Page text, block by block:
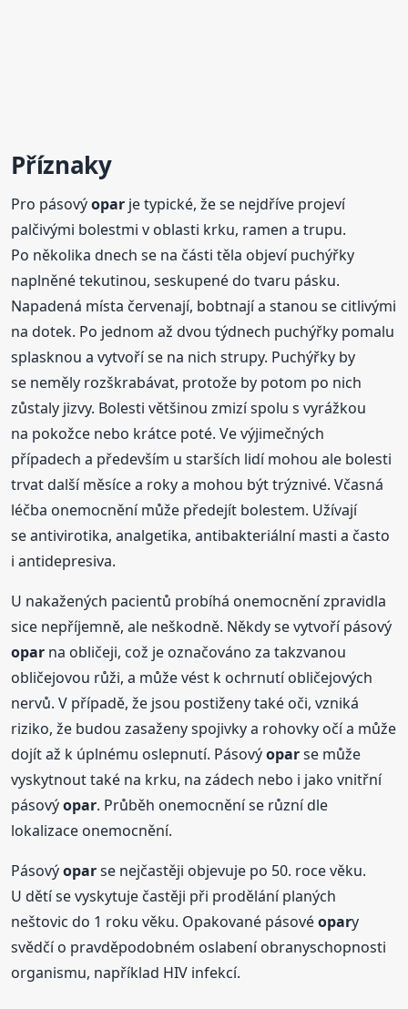
Příznaky
Pro pásovýopar je typické, že se nejdříve projeví
palčivými bolestmi v oblasti krku, ramen a trupu.
Po několika dnech se na části těla objeví puchýřky
naplněné tekutinou, seskupené do tvaru pásku.
Napadená místa červenají, bobtnají a stanou se citlivými
na dotek. Po jednom až dvou týdnech puchýřky pomalu
splasknou a vytvoří se na nich strupy. Puchýřky by
se neměly rozškrabávat, protože by potom po nich
zůstaly jizvy. Bolesti většinou zmizí spolu s vyrážkou
na pokožce nebo krátce poté. Ve výjimečných
případech a především u starších lidí mohou ale bolesti
trvat další měsíce a roky a mohou být trýznivé. Včasná
léčba onemocnění může předejít bolestem. Užívají
se antivirotika, analgetika, antibakteriální masti a často
i antidepresiva.
U nakažených pacientů probíhá onemocnění zpravidla
sice nepříjemně, ale neškodně. Někdy se vytvoří pásový
opar na obličeji, což je označováno za takzvanou
obličejovou růži, a může vést k ochrnutí obličejových
nervů. V případě, že jsou postiženy také oči, vzniká
riziko, že budou zasaženy spojivky a rohovky očí a může
dojít až k úplnému oslepnutí. Pásovýoparse může
vyskytnout také na krku, na zádech nebo i jako vnitřní
pásovýopar. Průběh onemocnění se různí dle
lokalizace onemocnění.
Pásovýoparse nejčastěji objevuje po 50. roce věku.
U dětí se vyskytuje častěji při prodělání planých
neštovic do 1 roku věku. Opakované pásovéopary
svědčí o pravděpodobném oslabení obranyschopnosti
organismu, například HIV infekcí.